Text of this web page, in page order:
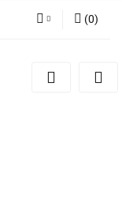
się
(0)